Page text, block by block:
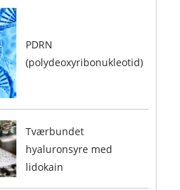
PDRN
(polydeoxyribonukleotid)
Tværbundet
hyaluronsyre med
lidokain